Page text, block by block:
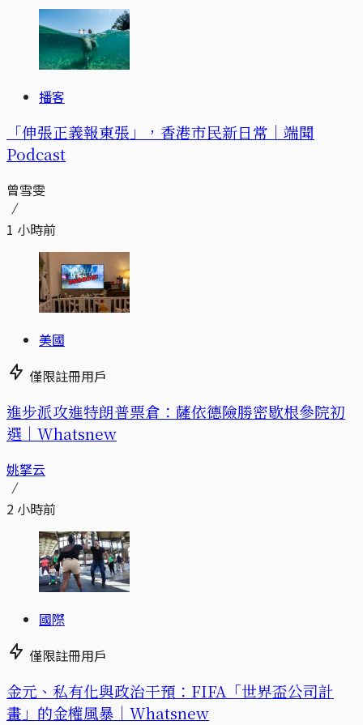
播客
「伸張正義報東張」，香港市民新日常｜端聞
Podcast
曾雪雯
1 小時前
美國
僅限註冊用戶
進步派攻進特朗普票倉：薩依德險勝密歇根參院初
選｜Whatsnew
姚拏云
2 小時前
國際
僅限註冊用戶
金元、私有化與政治干預：FIFA「世界盃公司計
畫」的金權風暴｜Whatsnew